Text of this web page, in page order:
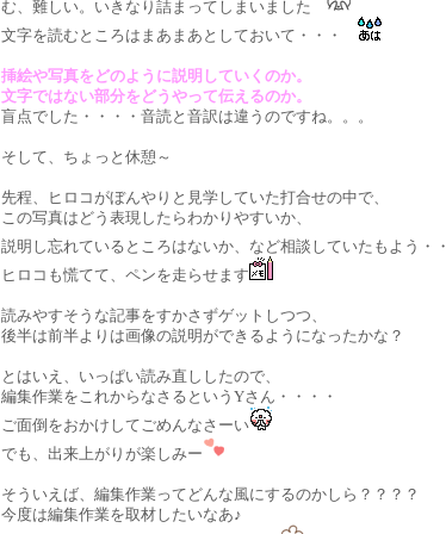
む、難しい。いきなり詰まってしまいました
文字を読むところはまあまあとしておいて・・・
挿絵や写真をどのように説明していくのか。
文字ではない部分をどうやって伝えるのか。
盲点でした・・・・音読と音訳は違うのですね。。。
そして、ちょっと休憩～
先程、ヒロコがぼんやりと見学していた打合せの中で、
この写真はどう表現したらわかりやすいか、
説明し忘れているところはないか、など相談していたもよう・
ヒロコも慌てて、ペンを走らせます
読みやすそうな記事をすかさずゲットしつつ、
後半は前半よりは画像の説明ができるようになったかな？
とはいえ、いっぱい読み直ししたので、
編集作業をこれからなさるというYさん・・・・
ご面倒をおかけしてごめんなさーい
でも、出来上がりが楽しみー
そういえば、編集作業ってどんな風にするのかしら？？？？
今度は編集作業を取材したいなあ♪